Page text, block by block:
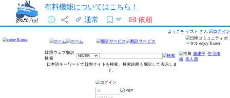
有料機能についてはこちら！
通常
依頼